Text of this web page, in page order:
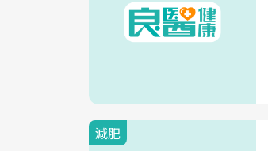
減肥